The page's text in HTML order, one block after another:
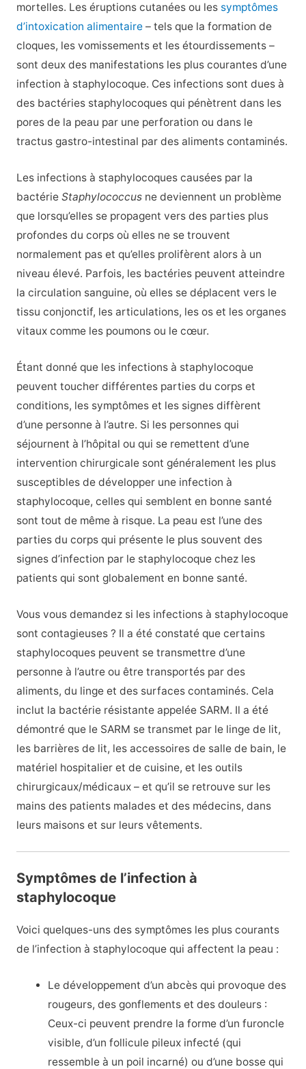
mortelles. Les éruptions cutanées ou les symptômes
d’intoxication alimentaire– tels que la formation de
cloques, les vomissements et les étourdissements –
sont deux des manifestations les plus courantes d’une
infection à staphylocoque. Ces infections sont dues à
des bactéries staphylocoques qui pénètrent dans les
pores de la peau par une perforation ou dans le
tractus gastro-intestinal par des aliments contaminés.
Les infections à staphylocoques causées par la
bactérieStaphylococcusne deviennent un problème
que lorsqu’elles se propagent vers des parties plus
profondes du corps où elles ne se trouvent
normalement pas et qu’elles prolifèrent alors à un
niveau élevé. Parfois, les bactéries peuvent atteindre
la circulation sanguine, où elles se déplacent vers le
tissu conjonctif, les articulations, les os et les organes
vitaux comme les poumons ou le cœur.
Étant donné que les infections à staphylocoque
peuvent toucher différentes parties du corps et
conditions, les symptômes et les signes diffèrent
d’une personne à l’autre. Si les personnes qui
séjournent à l’hôpital ou qui se remettent d’une
intervention chirurgicale sont généralement les plus
susceptibles de développer une infection à
staphylocoque, celles qui semblent en bonne santé
sont tout de même à risque. La peau est l’une des
parties du corps qui présente le plus souvent des
signes d’infection par le staphylocoque chez les
patients qui sont globalement en bonne santé.
Vous vous demandez si les infections à staphylocoque
sont contagieuses ? Il a été constaté que certains
staphylocoques peuvent se transmettre d’une
personne à l’autre ou être transportés par des
aliments, du linge et des surfaces contaminés. Cela
inclut la bactérie résistante appelée SARM. Il a été
démontré que le SARM se transmet par le linge de lit,
les barrières de lit, les accessoires de salle de bain, le
matériel hospitalier et de cuisine, et les outils
chirurgicaux/médicaux – et qu’il se retrouve sur les
mains des patients malades et des médecins, dans
leurs maisons et sur leurs vêtements.
Symptômes de l’infection à
staphylocoque
Voici quelques-uns des symptômes les plus courants
de l’infection à staphylocoque qui affectent la peau :
Le développement d’un abcès qui provoque des
rougeurs, des gonflements et des douleurs :
Ceux-ci peuvent prendre la forme d’un furoncle
visible, d’un follicule pileux infecté (qui
ressemble à un poil incarné) ou d’une bosse qui